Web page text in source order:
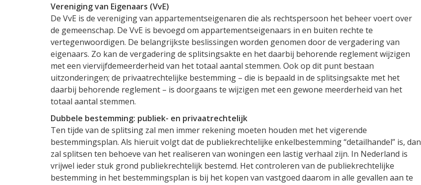
Vereniging van Eigenaars (VvE)
De VvE is de vereniging van appartementseigenaren die als rechtspersoon het beheer voert over
de gemeenschap. De VvE is bevoegd om appartementseigenaars in en buiten rechte te
vertegenwoordigen. De belangrijkste beslissingen worden genomen door de vergadering van
eigenaars. Zo kan de vergadering de splitsingsakte en het daarbij behorende reglement wijzigen
met een viervijfdemeerderheid van het totaal aantal stemmen. Ook op dit punt bestaan
uitzonderingen; de privaatrechtelijke bestemming – die is bepaald in de splitsingsakte met het
daarbij behorende reglement – is doorgaans te wijzigen met een gewone meerderheid van het
totaal aantal stemmen.
Dubbele bestemming: publiek- en privaatrechtelijk
Ten tijde van de splitsing zal men immer rekening moeten houden met het vigerende
bestemmingsplan. Als hieruit volgt dat de publiekrechtelijke enkelbestemming “detailhandel” is, dan
zal splitsen ten behoeve van het realiseren van woningen een lastig verhaal zijn. In Nederland is
vrijwel ieder stuk grond publiekrechtelijk bestemd. Het controleren van de publiekrechtelijke
bestemming in het bestemmingsplan is bij het kopen van vastgoed daarom in alle gevallen aan te